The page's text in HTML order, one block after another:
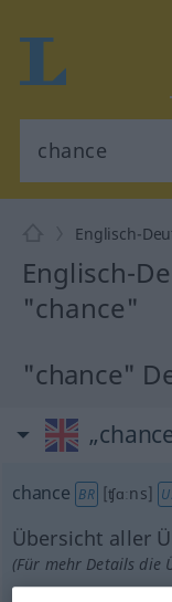
Englisch-
Englisch-
"chance"
"chance"
chance BR [ʧɑːns]
Übersicht aller
(Für mehr Details die